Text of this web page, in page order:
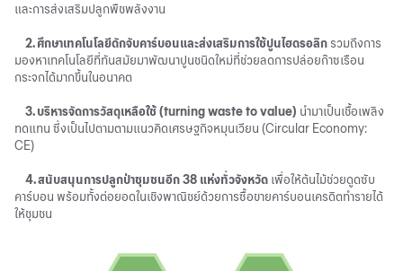
และการส่งเสริมปลูกพืชพลังงาน
2. ศึกษาเทคโนโลยีดักจับคาร์บอนและส่งเสริมการใช้ปูนไฮดรอลิก รวมถึงการ
มองหาเทคโนโลยีที่ทันสมัยมาพัฒนาปูนชนิดใหม่ที่ช่วยลดการปล่อยก๊าซเรือน
กระจกได้มากขึ้นในอนาคต
3. บริหารจัดการวัสดุเหลือใช้ (turning waste to value) นำมาเป็นเชื้อเพลิง
ทดแทน ซึ่งเป็นไปตามตามแนวคิดเศรษฐกิจหมุนเวียน (Circular Economy:
CE)
4. สนับสนุนการปลูกป่าชุมชนอีก 38 แห่งทั่วจังหวัด เพื่อให้ต้นไม้ช่วยดูดซับ
คาร์บอน พร้อมทั้งต่อยอดในเชิงพาณิชย์ด้วยการซื้อขายคาร์บอนเครดิตทำรายได้
ให้ชุมชน